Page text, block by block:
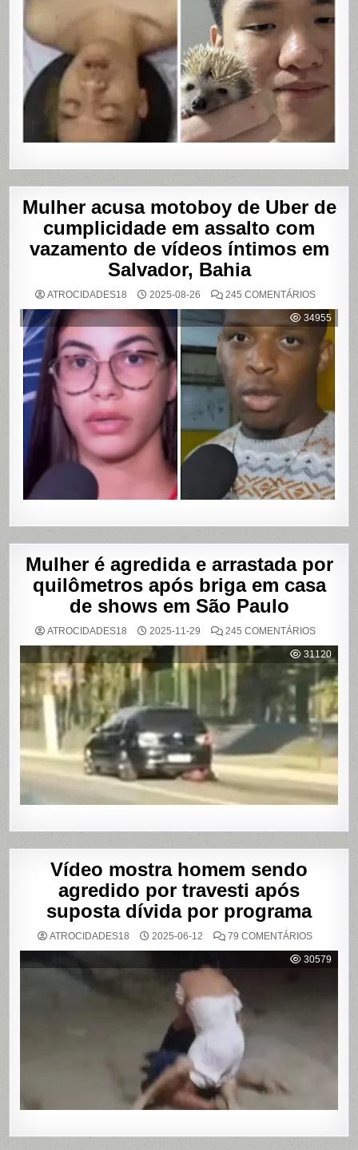
Mulher acusa motoboy de Uber de
cumplicidade em assalto com
vazamento de vídeos íntimos em
Salvador, Bahia
ATROCIDADES18 2025-08-26 245 COMENTÁRIOSEM
ACUSA
DE
UBER
DE
EM
DE
VÍDEOS
ÍNTIMOS
EM
BAHIA
34955
Mulher é agredida e arrastada por
quilômetros após briga em casa
de shows em São Paulo
ATROCIDADES18 2025-11-29 245 COMENTÁRIOSEM
É
E
POR
APÓS
BRIGA
EM
CASA
SHOWS
SÃO
PAULO
31120
Vídeo mostra homem sendo
agredido por travesti após
suposta dívida por programa
ATROCIDADES18 2025-06-12 79 COMENTÁRIOSEM
MOSTRA
HOMEM
30579